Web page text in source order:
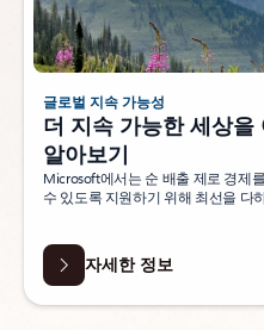
글로벌 지속 가능성
더 지속 가능한 세상을
알아보기
Microsoft에서는 순 배출 제로 경제
수 있도록 지원하기 위해 최선을 다
자세한 정보